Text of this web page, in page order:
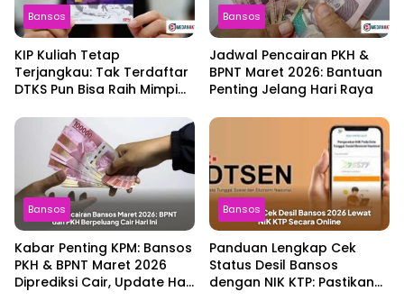
Bansos
KIP Kuliah Tetap
Terjangkau: Tak Terdaftar
DTKS Pun Bisa Raih Mimpi
Bansos
Jadwal Pencairan PKH &
BPNT Maret 2026: Bantuan
Penting Jelang Hari Raya
Bansos
Kabar Penting KPM: Bansos
PKH & BPNT Maret 2026
Diprediksi Cair, Update Hari
Bansos
Panduan Lengkap Cek
Status Desil Bansos
dengan NIK KTP: Pastikan